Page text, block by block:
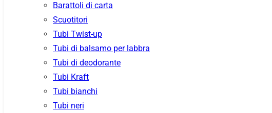
Barattoli di carta
Scuotitori
Tubi Twist-up
Tubi di balsamo per labbra
Tubi di deodorante
Tubi Kraft
Tubi bianchi
Tubi neri